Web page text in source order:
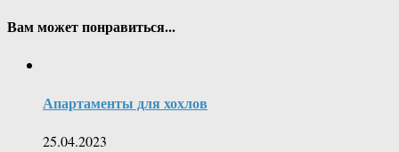
Вам может понравиться...
Апартаменты для хохлов
25.04.2023